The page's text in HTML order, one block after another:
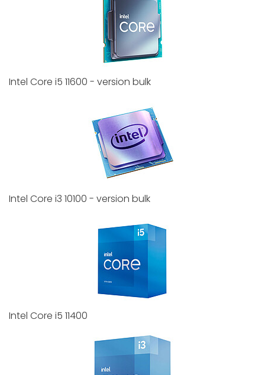
Intel Core i5 11600 - version bulk
Intel Core i3 10100 - version bulk
Intel Core i5 11400